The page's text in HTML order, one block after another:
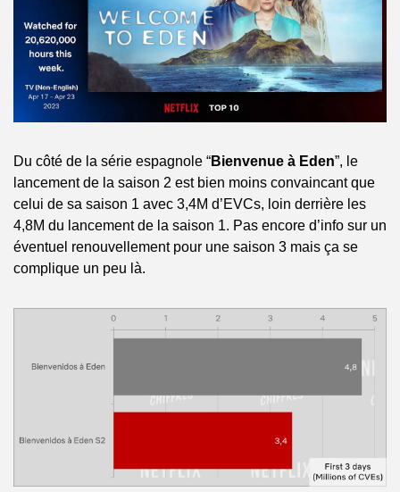
Du côté de la série espagnole “Bienvenue à Eden”, le
lancement de la saison 2 est bien moins convaincant que
celui de sa saison 1 avec 3,4M d’EVCs, loin derrière les
4,8M du lancement de la saison 1. Pas encore d’info sur un
éventuel renouvellement pour une saison 3 mais ça se
complique un peu là.